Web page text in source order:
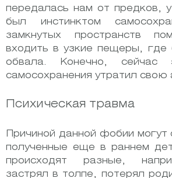
передалась нам от предков,
был инстинктом
замкнутых пространств
входить в узкие пещеры, где
обвала. Конечно, сейчас
самосохранения утратил свою
Психическая травма
Причиной данной фобии могут
полученные еще в раннем
происходят разные,
застрял в толпе, потерял